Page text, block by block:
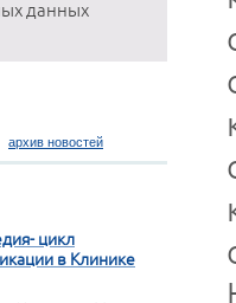
данных
архив новостей
цикл
в Клинике